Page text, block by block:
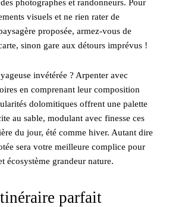
photographes et randonneurs. Pour
visuels et ne rien rater de
proposée, armez-vous de
sinon gare aux détours imprévus !
invétérée ? Arpenter avec
en comprenant leur composition
dolomitiques offrent une palette
au sable, modulant avec finesse ces
du jour, été comme hiver. Autant dire
sera votre meilleure complice pour
écosystème grandeur nature.
parfait